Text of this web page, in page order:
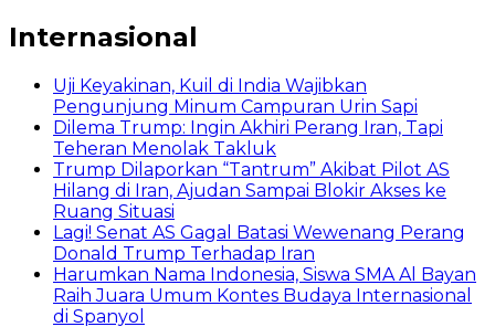
Internasional
Uji Keyakinan, Kuil di India Wajibkan
Pengunjung Minum Campuran Urin Sapi
Dilema Trump: Ingin Akhiri Perang Iran, Tapi
Teheran Menolak Takluk
Trump Dilaporkan “Tantrum” Akibat Pilot AS
Hilang di Iran, Ajudan Sampai Blokir Akses ke
Ruang Situasi
Lagi! Senat AS Gagal Batasi Wewenang Perang
Donald Trump Terhadap Iran
Harumkan Nama Indonesia, Siswa SMA Al Bayan
Raih Juara Umum Kontes Budaya Internasional
di Spanyol